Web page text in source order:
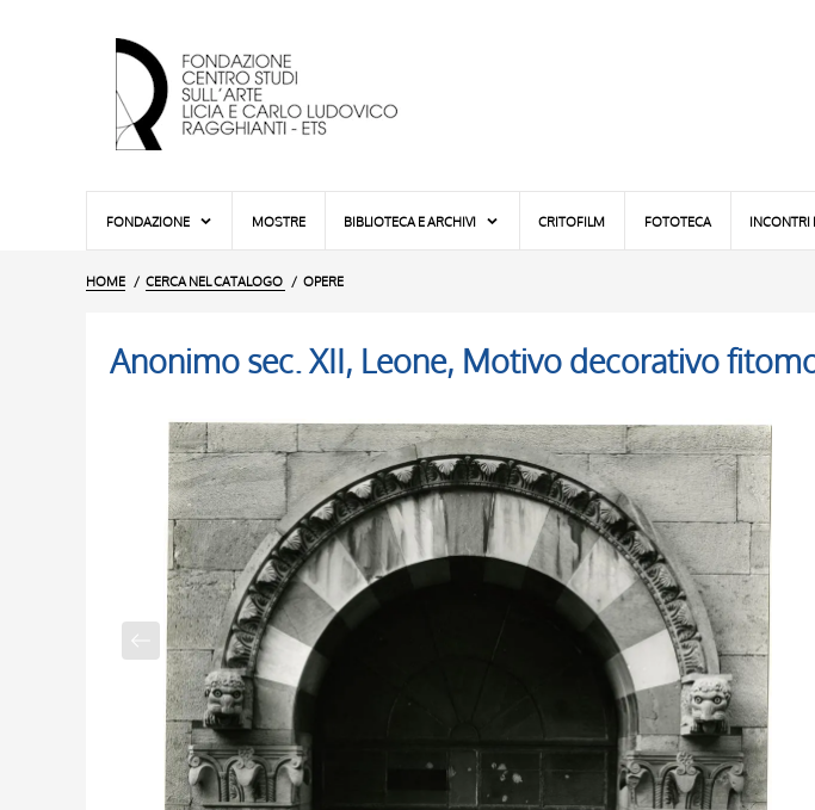
FONDAZIONE MOSTRE BIBLIOTECA E ARCHIVI CRITOFILM FOTOTECA INCONTRI
HOME CERCA NEL CATALOGO OPERE
Anonimo sec. XII, Leone, Motivo decorativo